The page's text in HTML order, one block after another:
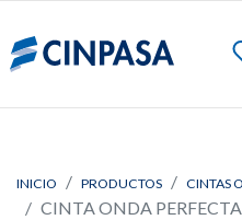
INICIO PRODUCTOS CINTAS
CINTA ONDA